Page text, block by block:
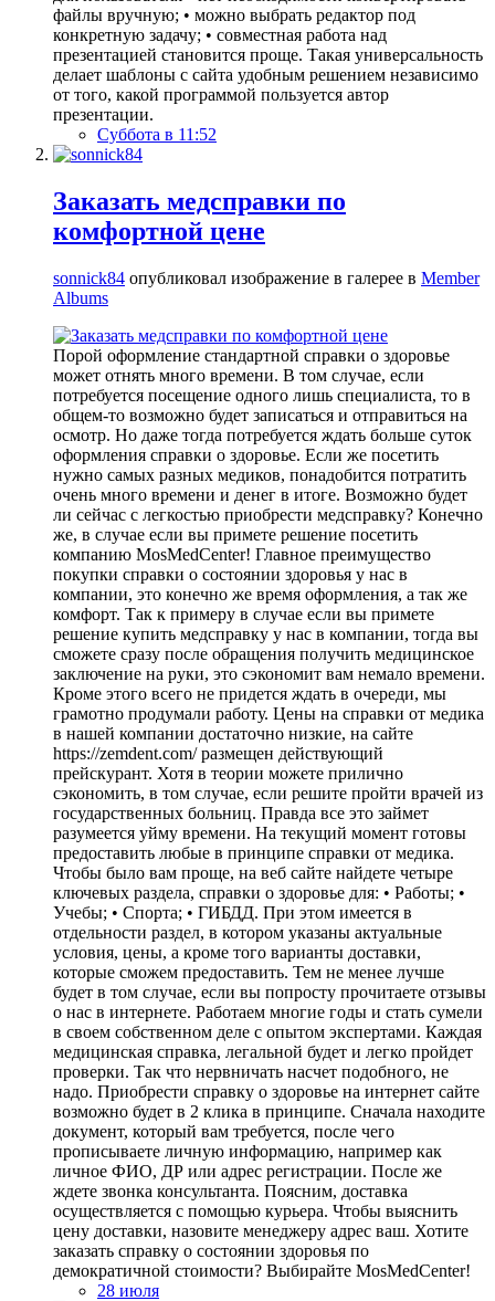
файлы вручную; • можно выбрать редактор под
конкретную задачу; • совместная работа над
презентацией становится проще. Такая универсальность
делает шаблоны с сайта удобным решением независимо
от того, какой программой пользуется автор
презентации.
Суббота в 11:52
Заказать медсправки по
комфортной цене
sonnick84 опубликовал изображение в галерее в Member
Albums
Порой оформление стандартной справки о здоровье
может отнять много времени. В том случае, если
потребуется посещение одного лишь специалиста, то в
общем-то возможно будет записаться и отправиться на
осмотр. Но даже тогда потребуется ждать больше суток
оформления справки о здоровье. Если же посетить
нужно самых разных медиков, понадобится потратить
очень много времени и денег в итоге. Возможно будет
ли сейчас с легкостью приобрести медсправку? Конечно
же, в случае если вы примете решение посетить
компанию MosMedCenter! Главное преимущество
покупки справки о состоянии здоровья у нас в
компании, это конечно же время оформления, а так же
комфорт. Так к примеру в случае если вы примете
решение купить медсправку у нас в компании, тогда вы
сможете сразу после обращения получить медицинское
заключение на руки, это сэкономит вам немало времени.
Кроме этого всего не придется ждать в очереди, мы
грамотно продумали работу. Цены на справки от медика
в нашей компании достаточно низкие, на сайте
https://zemdent.com/ размещен действующий
прейскурант. Хотя в теории можете прилично
сэкономить, в том случае, если решите пройти врачей из
государственных больниц. Правда все это займет
разумеется уйму времени. На текущий момент готовы
предоставить любые в принципе справки от медика.
Чтобы было вам проще, на веб сайте найдете четыре
ключевых раздела, справки о здоровье для: • Работы; •
Учебы; • Спорта; • ГИБДД. При этом имеется в
отдельности раздел, в котором указаны актуальные
условия, цены, а кроме того варианты доставки,
которые сможем предоставить. Тем не менее лучше
будет в том случае, если вы попросту прочитаете отзывы
о нас в интернете. Работаем многие годы и стать сумели
в своем собственном деле с опытом экспертами. Каждая
медицинская справка, легальной будет и легко пройдет
проверки. Так что нервничать насчет подобного, не
надо. Приобрести справку о здоровье на интернет сайте
возможно будет в 2 клика в принципе. Сначала находите
документ, который вам требуется, после чего
прописываете личную информацию, например как
личное ФИО, ДР или адрес регистрации. После же
ждете звонка консультанта. Поясним, доставка
осуществляется с помощью курьера. Чтобы выяснить
цену доставки, назовите менеджеру адрес ваш. Хотите
заказать справку о состоянии здоровья по
демократичной стоимости? Выбирайте MosMedCenter!
28 июля